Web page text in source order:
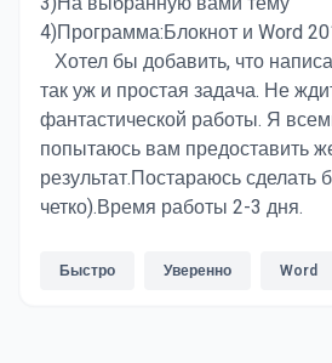
4)Программа:Блокнот и Word
Хотел бы добавить, что
так уж и простая задача. Не
фантастической работы. Я
попытаюсь вам предоставить
результат.Постараюсь сделать
четко).Время работы 2-3 дня.
Быстро Уверенно Word